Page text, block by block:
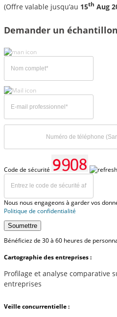
(Offre valable jusqu’au 15th Aug
Demander un échantillon
Code de sécurité
Nous nous engageons à garder vos
Politique de confidentialité
Soumettre
Bénéficiez de 30 à 60 heures de
Cartographie des entreprises :
Profilage et analyse comparative
entreprises
Veille concurrentielle :